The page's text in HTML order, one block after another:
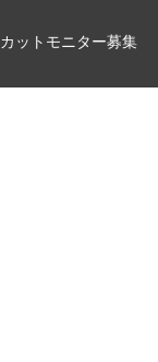
カットモニター募集